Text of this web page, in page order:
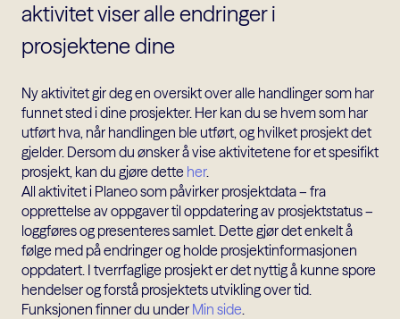
aktivitet viser alle endringer i
prosjektene dine
Ny aktivitet gir deg en oversikt over alle handlinger som har
funnet sted i dine prosjekter. Her kan du se hvem som har
utført hva, når handlingen ble utført, og hvilket prosjekt det
gjelder. Dersom du ønsker å vise aktivitetene for et spesifikt
prosjekt, kan du gjøre dette her.
All aktivitet i Planeo som påvirker prosjektdata – fra
opprettelse av oppgaver til oppdatering av prosjektstatus –
loggføres og presenteres samlet. Dette gjør det enkelt å
følge med på endringer og holde prosjektinformasjonen
oppdatert. I tverrfaglige prosjekt er det nyttig å kunne spore
hendelser og forstå prosjektets utvikling over tid.
Funksjonen finner du under Min side